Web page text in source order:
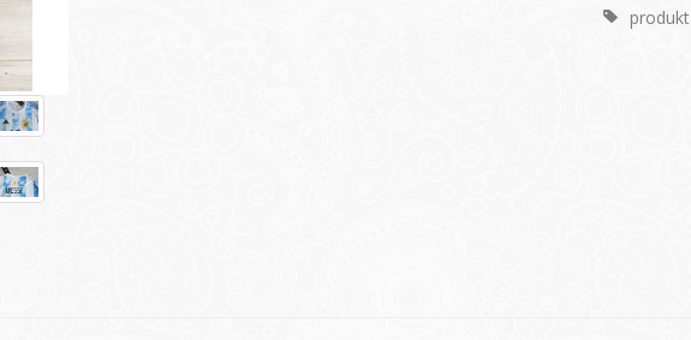
produkt